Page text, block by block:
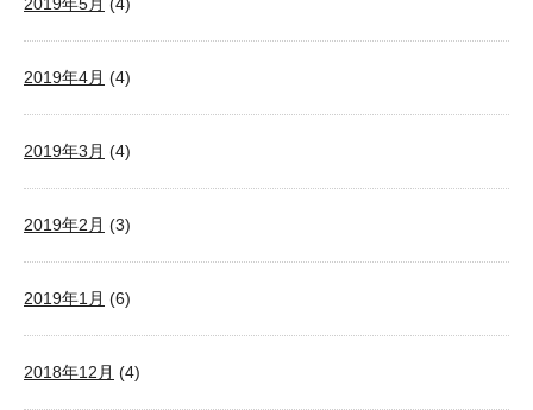
2019年4月 (4)
2019年3月 (4)
2019年2月 (3)
2019年1月 (6)
2018年12月 (4)